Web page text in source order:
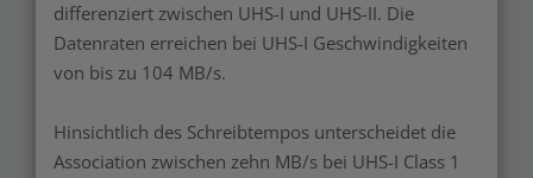
differenziert zwischen UHS-I und UHS-II. Die
Datenraten erreichen bei UHS-I Geschwindigkeiten
von bis zu 104 MB/s.
Hinsichtlich des Schreibtempos unterscheidet die
Association zwischen zehn MB/s bei UHS-I Class 1